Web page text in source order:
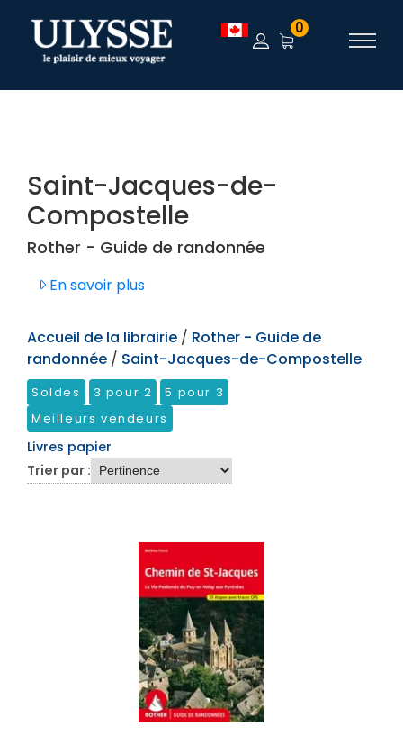
TEST 0
Saint-Jacques-de-
Compostelle
Rother - Guide de randonnée
En savoir plus
Accueil de la librairie / Rother - Guide de
randonnée / Saint-Jacques-de-Compostelle
Soldes 3 pour 2
5 pour 3
Meilleurs vendeurs
Livres papier
Trier par :